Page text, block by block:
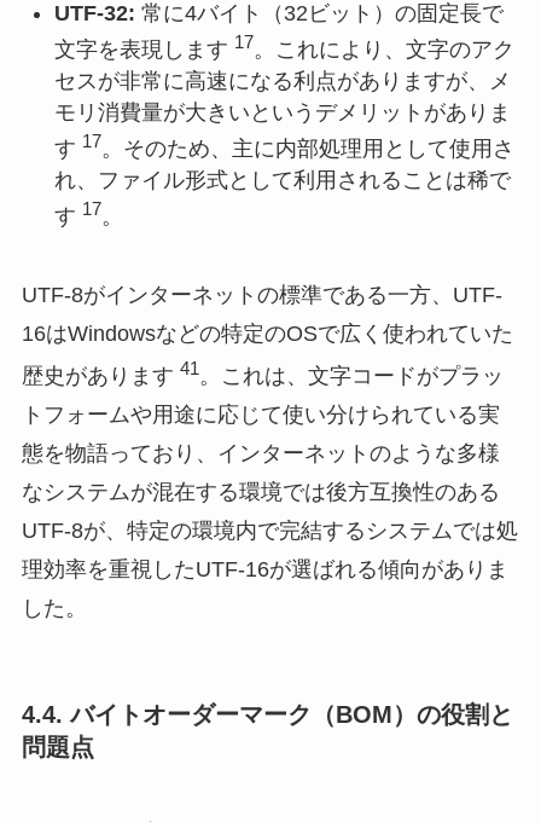
UTF-32: 常に4バイト（32ビット）の固定長で
文字を表現します 17。これにより、文字のアク
セスが非常に高速になる利点がありますが、メ
モリ消費量が大きいというデメリットがありま
す 17。そのため、主に内部処理用として使用さ
れ、ファイル形式として利用されることは稀で
す 17。
UTF-8がインターネットの標準である一方、UTF-
16はWindowsなどの特定のOSで広く使われていた
歴史があります 41。これは、文字コードがプラッ
トフォームや用途に応じて使い分けられている実
態を物語っており、インターネットのような多様
なシステムが混在する環境では後方互換性のある
UTF-8が、特定の環境内で完結するシステムでは処
理効率を重視したUTF-16が選ばれる傾向がありま
した。
4.4. バイトオーダーマーク（BOM）の役割と
問題点